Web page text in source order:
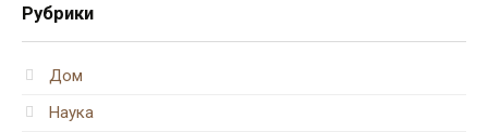
Рубрики
Дом
Наука